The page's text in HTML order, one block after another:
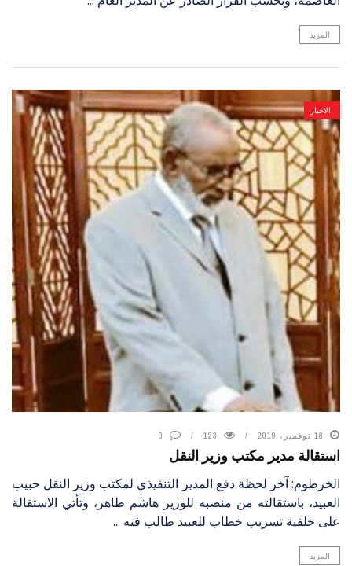
المزيد
الاخبار
18 نوفمبر، 2019 123
0
استقالة مدير مكتب وزير النقل
الخرطوم: آخر لحظة دفع المدير التنفيذي لمكتب وزير النقل حبيب
العبيد، باستقالته من منصبه للوزير هاشم طاهر، وتأتي الاستقالة
على خلفية تسريب خطاب للعبيد طالب فيه ...
المزيد